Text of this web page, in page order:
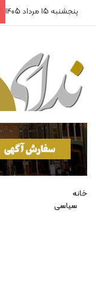
پنجشنبه 15 مرداد 1405
خانه
سیاسی